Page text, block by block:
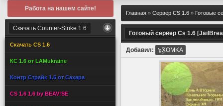
Работа на нашем сайте!
Скачать Counter-Strike 1.6
Скачать CS 1.6
КС 1.6 от LAMukraine
Контр Страйк 1.6 от Сахара
CS 1.6 1.6 by BEAV!SE
Главная » Сервер CS 1.6 » Готовые
Готовый сервер Cs 1.6
Добавил: ๖ۣۜXOMKA